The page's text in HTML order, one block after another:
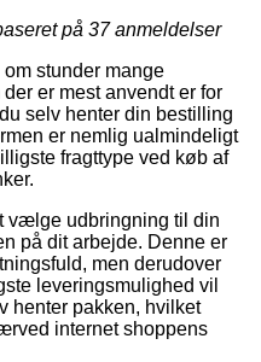
på 37anmeldelser
stunder mange
er mest anvendt er for
selv henter din bestilling
er nemlig ualmindeligt
fragttype ved køb af
vælge udbringning til din
på dit arbejde. Denne er
men derudover
leveringsmulighed vil
henter pakken, hvilket
internet shoppens